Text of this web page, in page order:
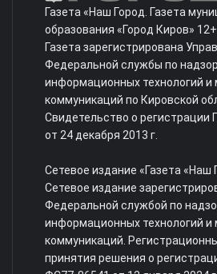
Газета «Наш Город. Газета
образования «Город Киров» 12+
Газета зарегистрирована
Федеральной службы по
информационных технологий и
коммуникаций по Кировской
Свидетельство о регистрации
от 24 декабря 2013 г.
Сетевое издание «Газета «Наш
Сетевое издание
Федеральной службой по
информационных технологий и
коммуникаций.
принятия решения о